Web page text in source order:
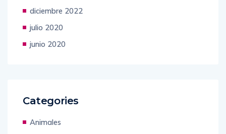
diciembre 2022
julio 2020
junio 2020
Categories
Animales